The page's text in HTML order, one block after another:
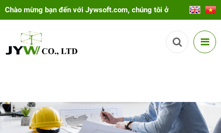
Chào mừng bạn đến với Jywsoft.com, chúng tôi ở
đây để giúp bạn!